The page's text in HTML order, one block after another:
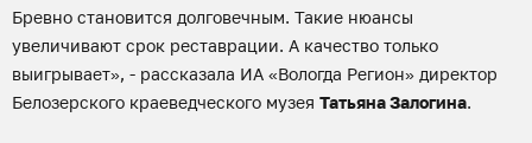
Бревно становится долговечным. Такие нюансы
увеличивают срок реставрации. А качество только
выигрывает», - рассказала ИА «Вологда Регион» директор
Белозерского краеведческого музея Татьяна Залогина.